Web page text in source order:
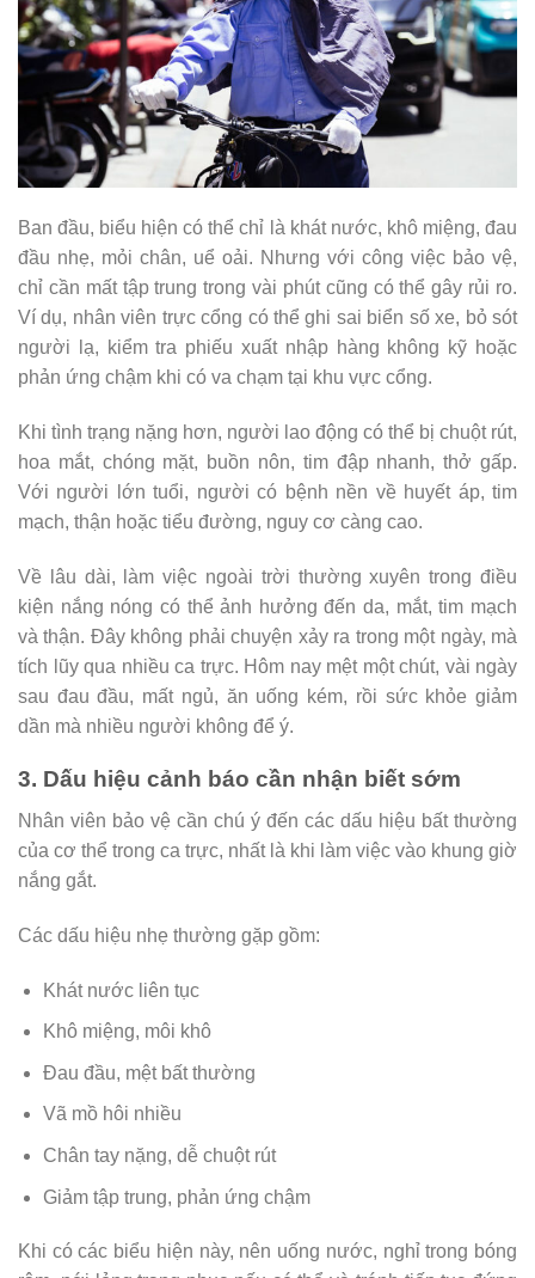
Ban đầu, biểu hiện có thể chỉ là khát nước, khô miệng, đau
đầu nhẹ, mỏi chân, uể oải. Nhưng với công việc bảo vệ,
chỉ cần mất tập trung trong vài phút cũng có thể gây rủi ro.
Ví dụ, nhân viên trực cổng có thể ghi sai biển số xe, bỏ sót
người lạ, kiểm tra phiếu xuất nhập hàng không kỹ hoặc
phản ứng chậm khi có va chạm tại khu vực cổng.
Khi tình trạng nặng hơn, người lao động có thể bị chuột rút,
hoa mắt, chóng mặt, buồn nôn, tim đập nhanh, thở gấp.
Với người lớn tuổi, người có bệnh nền về huyết áp, tim
mạch, thận hoặc tiểu đường, nguy cơ càng cao.
Về lâu dài, làm việc ngoài trời thường xuyên trong điều
kiện nắng nóng có thể ảnh hưởng đến da, mắt, tim mạch
và thận. Đây không phải chuyện xảy ra trong một ngày, mà
tích lũy qua nhiều ca trực. Hôm nay mệt một chút, vài ngày
sau đau đầu, mất ngủ, ăn uống kém, rồi sức khỏe giảm
dần mà nhiều người không để ý.
3. Dấu hiệu cảnh báo cần nhận biết sớm
Nhân viên bảo vệ cần chú ý đến các dấu hiệu bất thường
của cơ thể trong ca trực, nhất là khi làm việc vào khung giờ
nắng gắt.
Các dấu hiệu nhẹ thường gặp gồm:
Khát nước liên tục
Khô miệng, môi khô
Đau đầu, mệt bất thường
Vã mồ hôi nhiều
Chân tay nặng, dễ chuột rút
Giảm tập trung, phản ứng chậm
Khi có các biểu hiện này, nên uống nước, nghỉ trong bóng